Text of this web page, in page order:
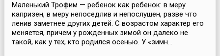
Маленький Трофим — ребенок как ребенок: в меру
капризен, в меру непоседлив и непослушен, разве что
ленив заметнее других детей. С возрастом характер его
меняется, причем у рожденных зимой он далеко не
такой, как у тех, кто родился осенью. У «зимн...